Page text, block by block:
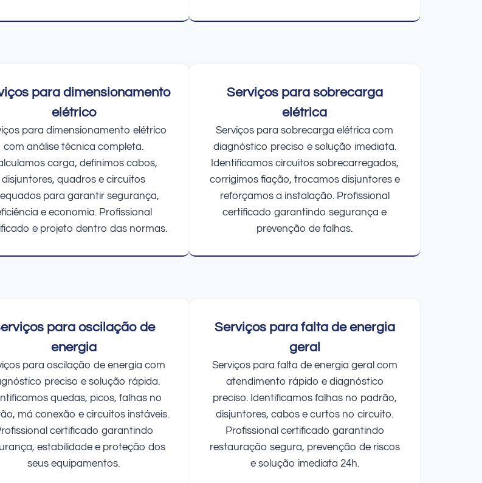
para dimensionamento
elétrico
para dimensionamento elétrico
com análise técnica completa.
carga, definimos cabos,
disjuntores, quadros e circuitos
para garantir segurança,
e economia. Profissional
e projeto dentro das normas.
Serviços para sobrecarga
elétrica
Serviços para sobrecarga elétrica com
diagnóstico preciso e solução imediata.
Identificamos circuitos sobrecarregados,
corrigimos fiação, trocamos disjuntores e
reforçamos a instalação. Profissional
certificado garantindo segurança e
prevenção de falhas.
para oscilação de
energia
para oscilação de energia com
preciso e solução rápida.
quedas, picos, falhas no
má conexão e circuitos instáveis.
certificado garantindo
estabilidade e proteção dos
seus equipamentos.
Serviços para falta de energia
geral
Serviços para falta de energia geral com
atendimento rápido e diagnóstico
preciso. Identificamos falhas no padrão,
disjuntores, cabos e curtos no circuito.
Profissional certificado garantindo
restauração segura, prevenção de riscos
e solução imediata 24h.